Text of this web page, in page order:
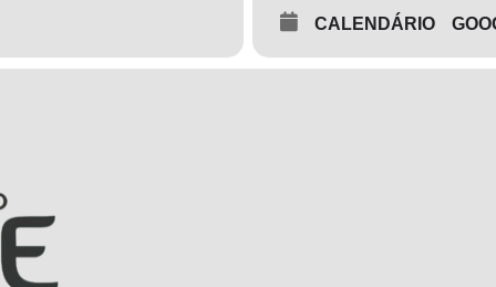
CALENDÁRIO